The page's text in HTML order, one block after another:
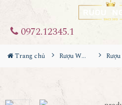
0972.12345.1
Trang chủ Rượu Whisky